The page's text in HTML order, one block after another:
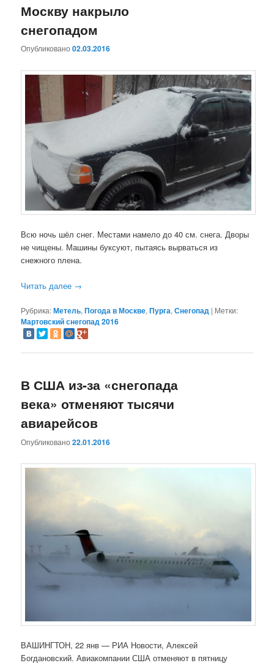
Москву накрыло
снегопадом
Опубликовано02.03.2016
Всю ночь шёл снег. Местами намело до 40 см. снега. Дворы
не чищены. Машины буксуют, пытаясь вырваться из
снежного плена.
Читать далее →
Рубрика:Метель,Погода в Москве,Пурга,Снегопад | Метки:
Мартовский снегопад 2016
В США из-за «снегопада
века» отменяют тысячи
авиарейсов
Опубликовано22.01.2016
ВАШИНГТОН, 22 янв — РИА Новости, Алексей
Богдановский. Авиакомпании США отменяют в пятницу